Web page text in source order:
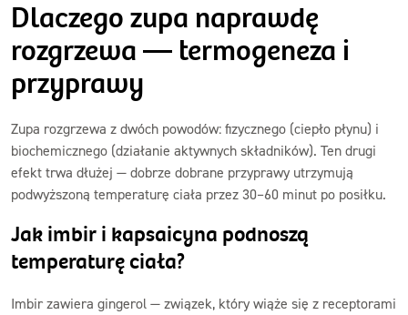
Dlaczego zupa naprawdę
rozgrzewa — termogeneza i
przyprawy
Zupa rozgrzewa z dwóch powodów: fizycznego (ciepło płynu) i
biochemicznego (działanie aktywnych składników). Ten drugi
efekt trwa dłużej — dobrze dobrane przyprawy utrzymują
podwyższoną temperaturę ciała przez 30–60 minut po posiłku.
Jak imbir i kapsaicyna podnoszą
temperaturę ciała?
Imbir zawiera gingerol — związek, który wiąże się z receptorami